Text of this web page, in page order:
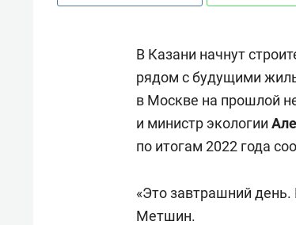
В Казани начнут
рядом с будущими
в Москве на прошлой
и министр экологии
по итогам 2022 года
«Это завтрашний
Метшин.
Оставить шум за волной: как
строят тишину в казанском